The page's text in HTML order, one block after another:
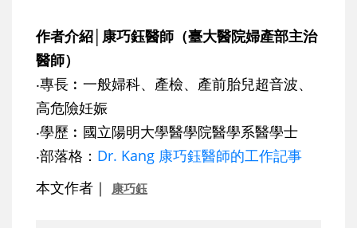
作者介紹│康巧鈺醫師（臺大醫院婦產部主治
醫師）
‧專長︰一般婦科、產檢、產前胎兒超音波、
高危險妊娠
‧學歷︰國立陽明大學醫學院醫學系醫學士
‧部落格： Dr. Kang 康巧鈺醫師的工作記事
本文作者｜
康巧鈺